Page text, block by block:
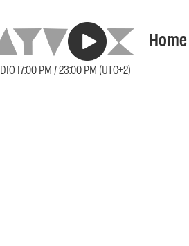
17:00 PM / 23:00 PM (UTC+2)
Home